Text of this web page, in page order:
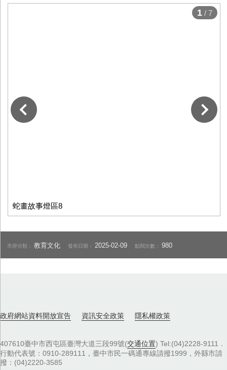
蛇畫故事燈區8
1 / 7
市府分類：教育文化 發布日期：2025-02-09 點閱次數：980
政府網站資料開放宣告 資訊安全政策 隱私權政策
407610臺中市西屯區臺灣大道三段99號(交通位置) Tel:(04)2228-9111．
行動代表號：0910-289111，臺中市民一碼通專線請撥1999，外縣市請
撥：(04)2220-3585